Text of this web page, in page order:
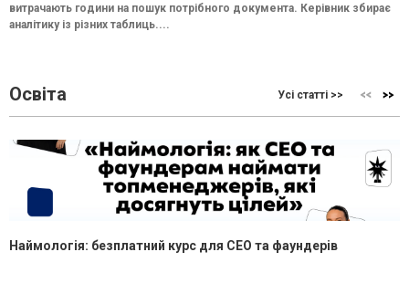
витрачають години на пошук потрібного документа. Керівник збирає
аналітику із різних таблиць....
Освіта Усі статті >>
Наймологія: безплатний курс для CEO та фаундерів